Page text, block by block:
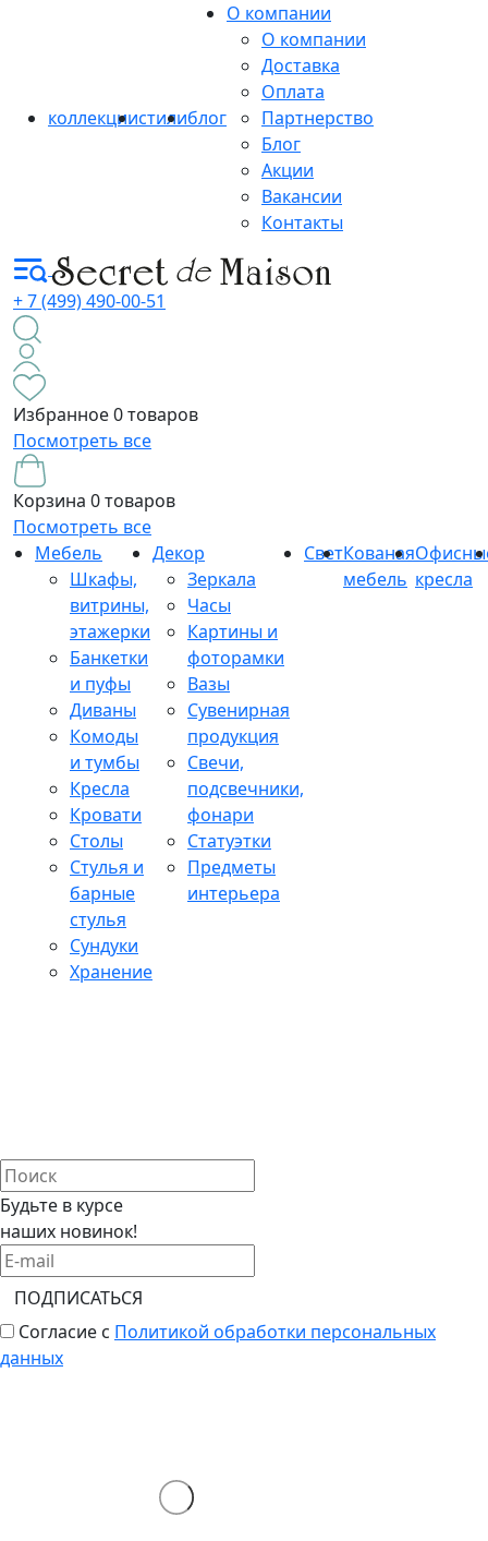
коллекциистилиблог
О компании
О компании
Доставка
Оплата
Партнерство
Блог
Акции
Вакансии
Контакты
+ 7 (499) 490-00-51
Избранное0 товаров
Посмотреть все
Корзина 0 товаров
Посмотреть все
Мебель
Шкафы,
витрины,
этажерки
Банкетки
и пуфы
Диваны
Комоды
и тумбы
Кресла
Кровати
Столы
Стулья и
барные
стулья
Сундуки
Хранение
Декор
Зеркала
Часы
Картины и
фоторамки
Вазы
Сувенирная
продукция
Свечи,
подсвечники,
фонари
Статуэтки
Предметы
интерьера
СветКованая
мебель кресла
Будьте в курсе
наших новинок!
ПОДПИСАТЬСЯ
Согласие с Политикой обработки персональных
данных